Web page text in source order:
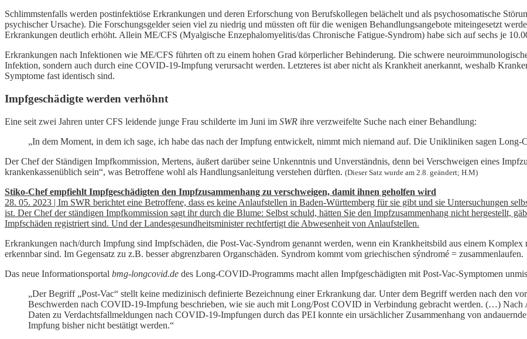
Schlimmstenfalls werden postinfektiöse Erkrankungen und deren Erforschung von Berufskollegen belächelt und als psychosomatische
psychischer Ursache). Die Forschungsgelder seien viel zu niedrig und müssten oft für die wenigen Behandlungsangebote miteingesetzt
Erkrankungen deutlich erhöht. Allein ME/CFS (Myalgische Enzephalomyelitis/das Chronische Fatigue-Syndrom) habe sich auf sechs je
Erkrankungen nach Infektionen wie ME/CFS führten oft zu einem hohen Grad körperlicher Behinderung. Die schwere
Infektion, sondern auch durch eine COVID-19-Impfung verursacht werden. Letzteres ist aber nicht als Krankheit anerkannt, weshalb
Symptome fast identisch sind.
Impfgeschädigte werden verhöhnt
Eine seit zwei Jahren unter CFS leidende junge Frau schilderte im Juni im SWR ihre verzweifelte Suche nach einer Behandlung:
„In dem Moment, in dem ich sage, ich habe das nach der Impfung entwickelt, nimmt mich niemand auf. Die Unikliniken sagen
Der Chef der Ständigen Impfkommission, Mertens, äußert darüber seine Unkenntnis und Unverständnis, denn bei Verschweigen eines
krankenkassenüblich sein“, was Betroffene wohl als Handlungsanleitung verstehen dürften. (Dieser Satz wurde am 2.8. geändert; H.M)
Stiko-Chef empfiehlt Impfgeschädigten den Impfzusammenhang zu verschweigen, damit ihnen geholfen wird
28. 05. 2023 | Im SWR berichtet eine Betroffene, dass es keine Anlaufstellen in Baden-Württemberg für sie gibt und sie Untersuchungen
ist. Der Chef der ständigen Impfkommission sagt ihr durch die Blume: Selbst schuld, hätten Sie den Impfzusammenhang nicht hergestellt,
Impfschäden registriert sind. Und der Landesgesundheitsminister rechtfertigt die Abwesenheit von Anlaufstellen.
Erkrankungen nach/durch Impfung sind Impfschäden, die Post-Vac-Syndrom genannt werden, wenn ein Krankheitsbild aus einem
erkennbar sind. Im Gegensatz zu z.B. besser abgrenzbaren Organschäden. Syndrom kommt vom griechischen sýndromé = zusammenlaufen.
Das neue Informationsportal bmg-longcovid.de des Long-COVID-Programms macht allen Impfgeschädigten mit Post-Vac-Symptomen
„Der Begriff „Post-Vac“ stellt keine medizinisch definierte Bezeichnung einer Erkrankung dar. Unter dem Begriff werden nach den
Beschwerden nach COVID-19-Impfung beschrieben, wie sie auch mit Long/Post COVID in Verbindung gebracht werden. (…) Nach
Daten zu Verdachtsfallmeldungen nach COVID-19-Impfungen durch das PEI konnte ein ursächlicher Zusammenhang von
Impfung bisher nicht bestätigt werden.“